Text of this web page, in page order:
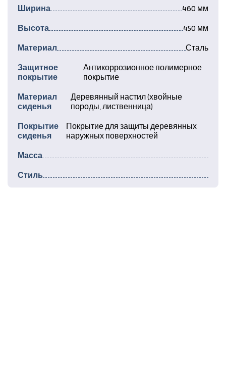
Ширина 460 мм
Высота 450 мм
Материал Сталь
Защитное
покрытие
Антикоррозионное полимерное
покрытие
Материал
сиденья
Деревянный настил (хвойные
породы, лиственница)
Покрытие
сиденья
Покрытие для защиты деревянных
наружных поверхностей
Масса
Стиль